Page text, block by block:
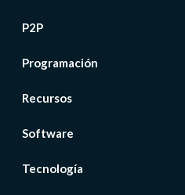
P2P
Programación
Recursos
Software
Tecnología